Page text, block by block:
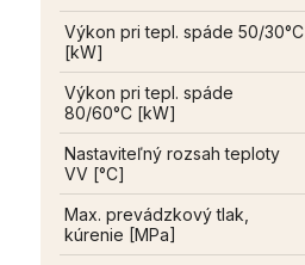
Výkon pri tepl. spáde 50/30°C
[kW]
Výkon pri tepl. spáde
80/60°C [kW]
Nastaviteľný rozsah teploty
VV [°C]
Max. prevádzkový tlak,
kúrenie [MPa]